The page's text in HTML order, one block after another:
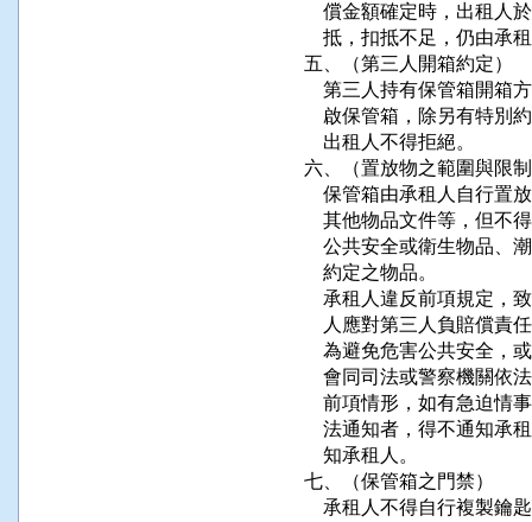
償金額確定時，出租
抵，扣抵不足，仍由承
五、（第三人開箱約定）
第三人持有保管箱開
啟保管箱，除另有特
    出租人不得拒絕。
六、（置放物之範圍與限
保管箱由承租人自行
其他物品文件等，但
公共安全或衛生物品
    約定之物品。
承租人違反前項規定
人應對第三人負賠償
為避免危害公共安全
會同司法或警察機關
前項情形，如有急迫
法通知者，得不通知
    知承租人。
七、（保管箱之門禁）
承租人不得自行複製